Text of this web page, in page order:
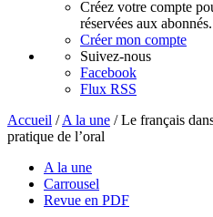
Créez votre compte
réservées aux abonnés.
Créer mon compte
Suivez-nous
Facebook
Flux RSS
Accueil /A la une /Le français
pratique de l’oral
A la une
Carrousel
Revue en PDF